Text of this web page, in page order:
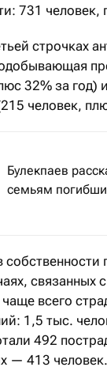
731 человек,
строчках
32% за год)
человек,
Булекпаев
семьям
собственности
связанных
всего
1,5 тыс.
492
— 413 человек.